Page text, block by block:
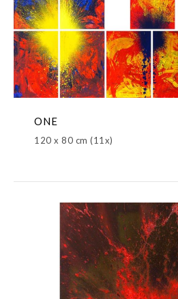
ONE
120 x 80 cm (11x)